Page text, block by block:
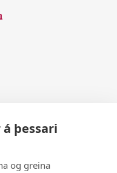
þessari
og greina